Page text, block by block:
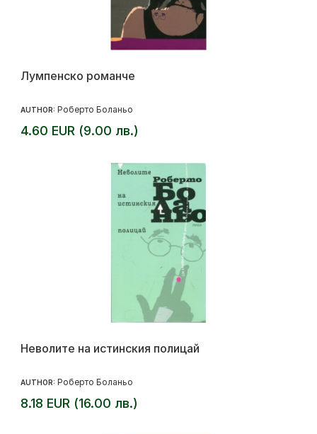
Лумпенско романче
AUTHOR: Роберто Боланьо
4.60 EUR (9.00 лв.)
Неволите на истинския полицай
AUTHOR: Роберто Боланьо
8.18 EUR (16.00 лв.)